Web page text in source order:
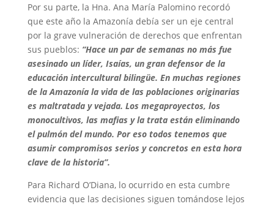
Por su parte, la Hna. Ana María Palomino recordó
que este año la Amazonía debía ser un eje central
por la grave vulneración de derechos que enfrentan
sus pueblos: “Hace un par de semanas no más fue
asesinado un líder, Isaías, un gran defensor de la
educación intercultural bilingüe. En muchas regiones
de la Amazonía la vida de las poblaciones originarias
es maltratada y vejada. Los megaproyectos, los
monocultivos, las mafias y la trata están eliminando
el pulmón del mundo. Por eso todos tenemos que
asumir compromisos serios y concretos en esta hora
clave de la historia”.
Para Richard O’Diana, lo ocurrido en esta cumbre
evidencia que las decisiones siguen tomándose lejos